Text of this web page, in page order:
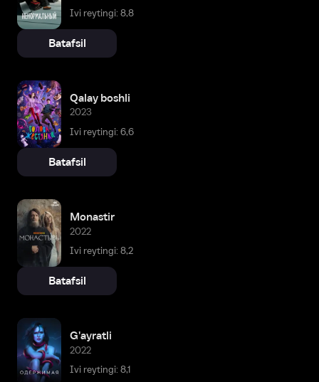
Ivi reytingi: 8,8
Batafsil
Qalay boshli
2023
Ivi reytingi: 6,6
Batafsil
Monastir
2022
Ivi reytingi: 8,2
Batafsil
G'ayratli
2022
Ivi reytingi: 8,1